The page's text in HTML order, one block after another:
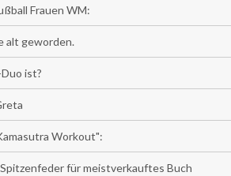
Frauen WM:
alt geworden.
ist?
Workout":
für meistverkauftes Buch